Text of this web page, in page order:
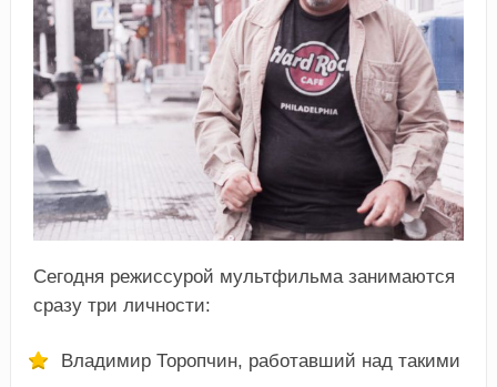
Сегодня режиссурой мультфильма занимаются
сразу три личности:
Владимир Торопчин, работавший над такими